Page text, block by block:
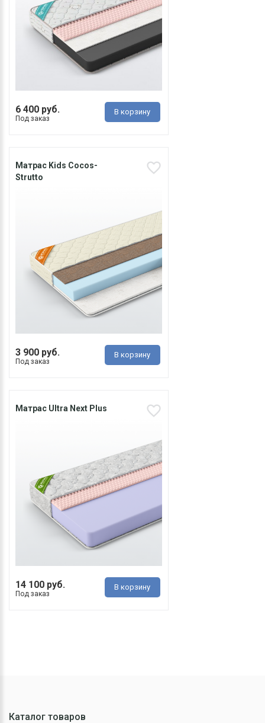
6 400 руб.
Под заказ
В корзину
Матрас Kids Cocos-
Strutto
3 900 руб.
Под заказ
В корзину
Матрас Ultra Next Plus
14 100 руб.
Под заказ
В корзину
Каталог товаров